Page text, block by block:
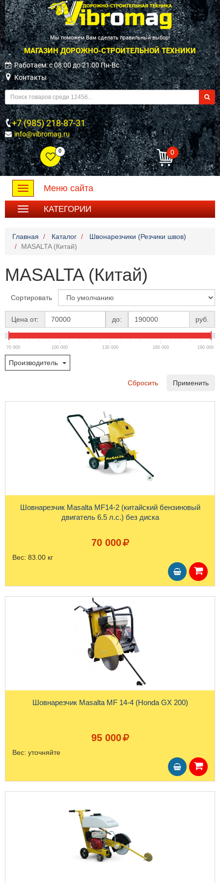
Мы поможем Вам сделать правильный выбор!
МАГАЗИН ДОРОЖНО-СТРОИТЕЛЬНОЙ ТЕХНИКИ
Работаем: c 08:00 до 21:00 Пн-Вс
Контакты
+7 (985) 218-87-31
info@vibromag.ru
0 0
Toggle
navigation
Меню сайта
КАТЕГОРИИ
Главная Каталог
Швонарезчики (Резчики швов)
MASALTA (Китай)
MASALTA (Китай)
Сортировать
Цена от: до: руб.
70 000 100 000 130 000 160 000 190 000
Производитель
Сбросить Применить
Шовнарезчик Masalta MF14-2 (китайский бензиновый
двигатель 6.5 л.с.) без диска
70 000
Вес: 83.00 кг
Шовнарезчик Masalta MF 14-4 (Honda GX 200)
95 000
Вес: уточняйте